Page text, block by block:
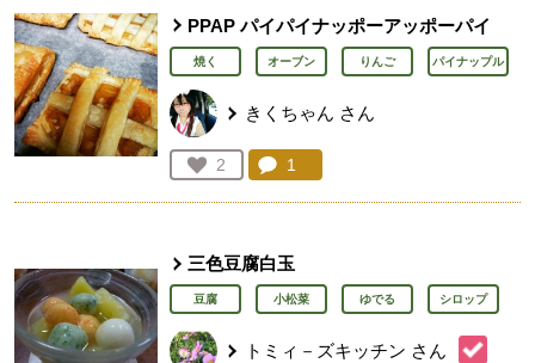
PPAP パイパイナッポーアッポーパイ
焼く オーブン りんご パイナップル
きくちゃん さん
お気に入り登録：
2
人が登録
コメント：
1
三色豆腐白玉
豆腐 小松菜 ゆでる シロップ
トミィ－ズキッチン さん